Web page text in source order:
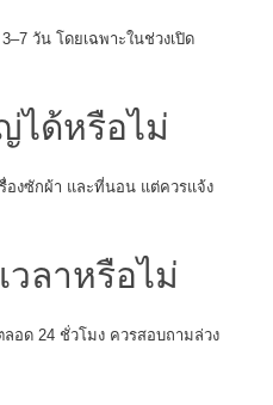
วัน โดยเฉพาะในช่วงเปิด
ได้หรือไม่
องซักผ้า และที่นอน แต่ควรแจ้ง
วลาหรือไม่
ลอด 24 ชั่วโมง ควรสอบถามล่วง